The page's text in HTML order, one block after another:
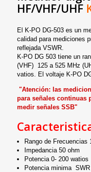
HF/VHF/UHF
El K-PO DG-503 es un
calidad para mediciones
reflejada VSWR.
K-PO DG 503 tiene un
(VHF) 125 a 525 MHz
vatios. El voltaje K-PO
"Atención: las
para señales continuas
medir señales SSB"
Rango de Frecuencias
Impedancia 50 ohm
Potencia 0- 200 watios
Potencia minima SWR